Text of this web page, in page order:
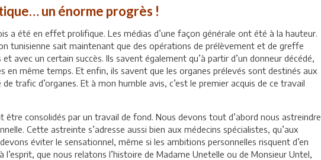
un énorme progrès !
a été en effet prolifique. Les médias d’une façon générale ont été à la hauteur.
tunisienne sait maintenant que des opérations de prélèvement et de greffe
avec un certain succès. Ils savent également qu’à partir d’un donneur décédé,
en même temps. Et enfin, ils savent que les organes prélevés sont destinés aux
trafic d’organes. Et à mon humble avis, c’est le premier acquis de ce travail
consolidés par un travail de fond. Nous devons tout d’abord nous astreindre
Cette astreinte s’adresse aussi bien aux médecins spécialistes, qu’aux
éviter le sensationnel, même si les ambitions personnelles risquent d’en
que nous relatons l’histoire de Madame Unetelle ou de Monsieur Untel,